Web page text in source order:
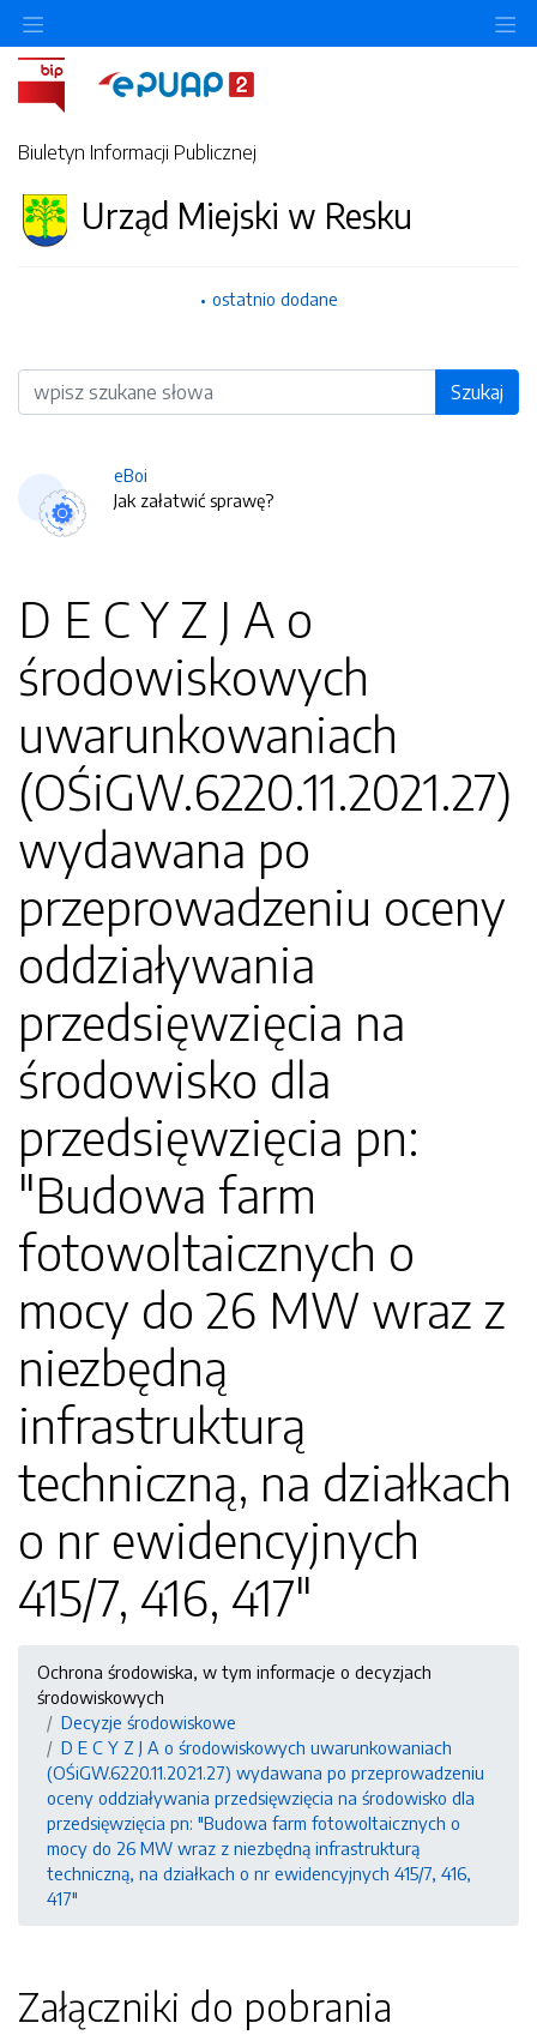
Biuletyn Informacji Publicznej
Urząd Miejski w Resku
ostatnio dodane
Wyszukiwarka Szukaj
eBoi
Jak załatwić sprawę?
D E C Y Z J A o
środowiskowych
uwarunkowaniach
(OŚiGW.6220.11.2021.27)
wydawana po
przeprowadzeniu oceny
oddziaływania
przedsięwzięcia na
środowisko dla
przedsięwzięcia pn:
"Budowa farm
fotowoltaicznych o
mocy do 26 MW wraz z
niezbędną
infrastrukturą
techniczną, na działkach
o nr ewidencyjnych
415/7, 416, 417"
Ochrona środowiska, w tym informacje o decyzjach
środowiskowych
Decyzje środowiskowe
D E C Y Z J A o środowiskowych uwarunkowaniach
(OŚiGW.6220.11.2021.27) wydawana po przeprowadzeniu
oceny oddziaływania przedsięwzięcia na środowisko dla
przedsięwzięcia pn: "Budowa farm fotowoltaicznych o
mocy do 26 MW wraz z niezbędną infrastrukturą
techniczną, na działkach o nr ewidencyjnych 415/7, 416,
417"
Załączniki do pobrania